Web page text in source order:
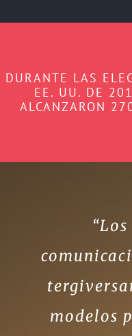
DURANTE LAS
EE. UU. DE
ALCANZARON
modelos